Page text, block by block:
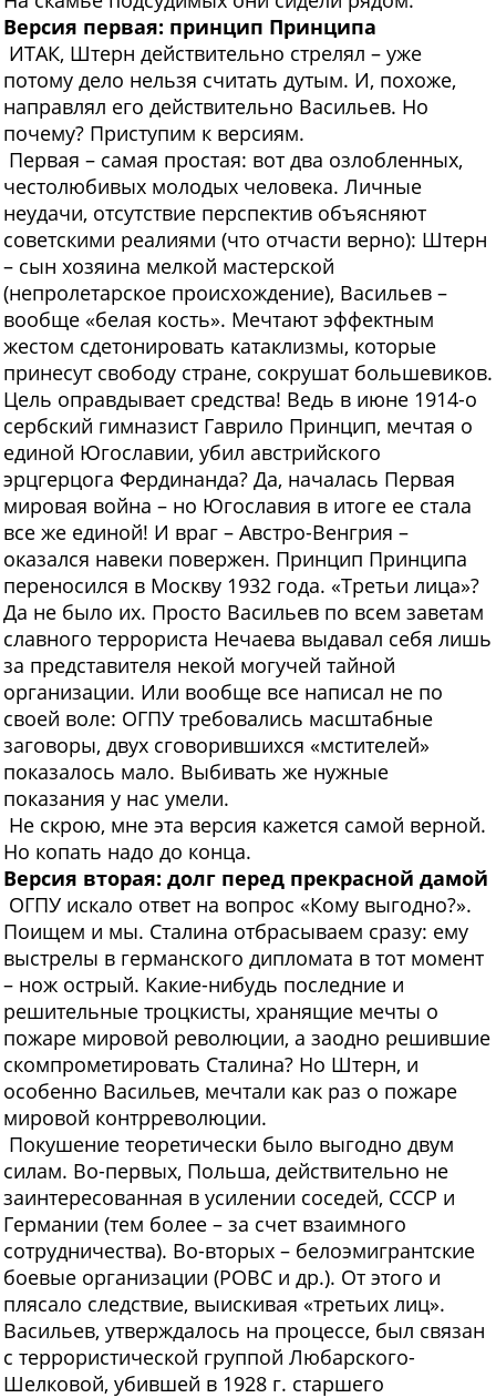
Версия первая: принцип Принципа
ИТАК, Штерн действительно стрелял – уже
потому дело нельзя считать дутым. И, похоже,
направлял его действительно Васильев. Но
почему? Приступим к версиям.
Первая – самая простая: вот два озлобленных,
честолюбивых молодых человека. Личные
неудачи, отсутствие перспектив объясняют
советскими реалиями (что отчасти верно): Штерн
– сын хозяина мелкой мастерской
(непролетарское происхождение), Васильев –
вообще «белая кость». Мечтают эффектным
жестом сдетонировать катаклизмы, которые
принесут свободу стране, сокрушат большевиков.
Цель оправдывает средства! Ведь в июне 1914-о
сербский гимназист Гаврило Принцип, мечтая о
единой Югославии, убил австрийского
эрцгерцога Фердинанда? Да, началась Первая
мировая война – но Югославия в итоге ее стала
все же единой! И враг – Австро-Венгрия –
оказался навеки повержен. Принцип Принципа
переносился в Москву 1932 года. «Третьи лица»?
Да не было их. Просто Васильев по всем заветам
славного террориста Нечаева выдавал себя лишь
за представителя некой могучей тайной
организации. Или вообще все написал не по
своей воле: ОГПУ требовались масштабные
заговоры, двух сговорившихся «мстителей»
показалось мало. Выбивать же нужные
показания у нас умели.
Не скрою, мне эта версия кажется самой верной.
Но копать надо до конца.
Версия вторая: долг перед прекрасной дамой
ОГПУ искало ответ на вопрос «Кому выгодно?».
Поищем и мы. Сталина отбрасываем сразу: ему
выстрелы в германского дипломата в тот момент
– нож острый. Какие-нибудь последние и
решительные троцкисты, хранящие мечты о
пожаре мировой революции, а заодно решившие
скомпрометировать Сталина? Но Штерн, и
особенно Васильев, мечтали как раз о пожаре
мировой контрреволюции.
Покушение теоретически было выгодно двум
силам. Во-первых, Польша, действительно не
заинтересованная в усилении соседей, СССР и
Германии (тем более – за счет взаимного
сотрудничества). Во-вторых – белоэмигрантские
боевые организации (РОВС и др.). От этого и
плясало следствие, выискивая «третьих лиц».
Васильев, утверждалось на процессе, был связан
с террористической группой Любарского-
Шелковой, убившей в 1928 г. старшего